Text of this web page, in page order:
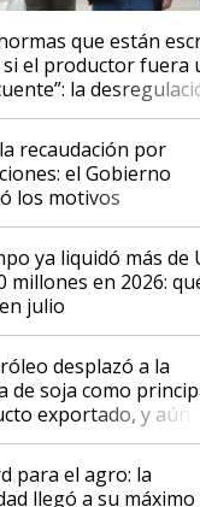
que están
si el productor fuera
la
Aapresid y
del financiamiento al
recaudación por
el Gobierno
los motivos
ya liquidó más de
millones en 2026:
julio
desplazó a la
de soja como
exportado, y aún
aportó casi seis de
y sostuvo el
en un semestre
para el agro: la
llegó a su máximo